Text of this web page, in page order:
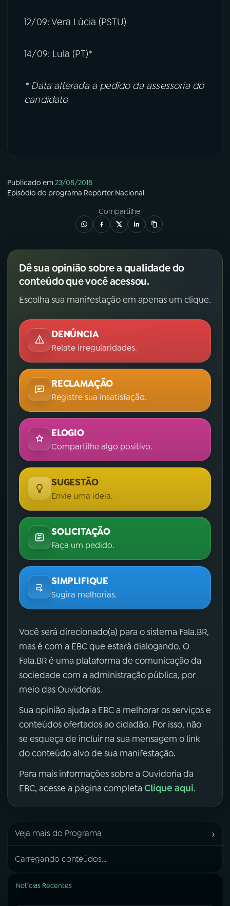
12/09: Vera Lúcia (PSTU)
14/09: Lula (PT)*
* Data alterada a pedido da assessoria do
candidato
Publicado em23/08/2018
Episódio do programa Repórter Nacional
Compartilhe
Dê sua opinião sobre a qualidade do
conteúdo que você acessou.
Escolha sua manifestação em apenas um clique.
DENÚNCIA
Relate irregularidades.
RECLAMAÇÃO
Registre sua insatisfação.
ELOGIO
Compartilhe algo positivo.
SUGESTÃO
Envie uma ideia.
SOLICITAÇÃO
Faça um pedido.
SIMPLIFIQUE
Sugira melhorias.
Você será direcionado(a) para o sistema Fala.BR,
mas é com a EBC que estará dialogando. O
Fala.BR é uma plataforma de comunicação da
sociedade com a administração pública, por
meio das Ouvidorias.
Sua opinião ajuda a EBC a melhorar os serviços e
conteúdos ofertados ao cidadão. Por isso, não
se esqueça de incluir na sua mensagem o link
do conteúdo alvo de sua manifestação.
Para mais informações sobre a Ouvidoria da
EBC, acesse a página completa Clique aqui.
Veja mais do Programa ›
Carregando conteúdos...
Notícias Recentes